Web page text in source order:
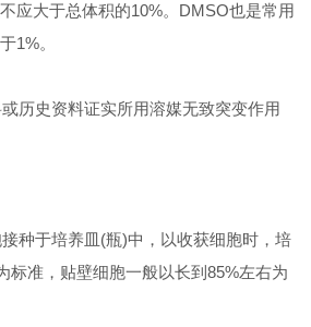
应大于总体积的10%。 DMSO也是常用
1%。
历史资料证实所用溶媒无致突变作用
种于培养皿 (瓶)中，以收获细胞时，培
标准，贴壁细胞一般以长到85%左右为